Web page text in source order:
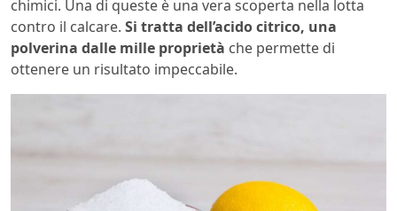
chimici. Una di queste è una vera scoperta nella lotta
contro il calcare. Si tratta dell’acido citrico, una
polverina dalle mille proprietà che permette di
ottenere un risultato impeccabile.